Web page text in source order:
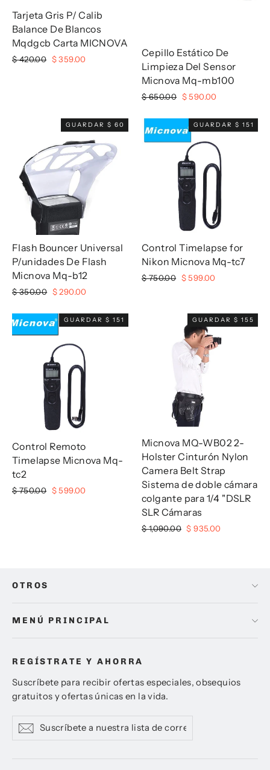
Tarjeta Gris P/ Calib
Balance De Blancos
Mqdgcb Carta MICNOVA
Precio
$ 420.00 Precio
$ 359.00
Cepillo Estático De
Limpieza Del Sensor
Micnova Mq-mb100
Precio
$ 650.00 Precio
oferta
$ 590.00
GUARDAR $ 60
Flash Bouncer Universal
P/unidades De Flash
Micnova Mq-b12
Precio
$ 350.00 Precio
oferta
$ 290.00
GUARDAR $ 151
Control Timelapse for
Nikon Micnova Mq-tc7
Precio
$ 750.00 Precio
$ 599.00
GUARDAR $ 151
Control Remoto
Timelapse Micnova Mq-
tc2
Precio
$ 750.00 Precio
$ 599.00
GUARDAR $ 155
Micnova MQ-WB02 2-
Holster Cinturón Nylon
Camera Belt Strap
Sistema de doble cámara
colgante para 1/4 "DSLR
SLR Cámaras
Precio
$ 1,090.00 Precio
$ 935.00
OTROS
MENÚ PRINCIPAL
REGÍSTRATE Y AHORRA
Suscríbete para recibir ofertas especiales, obsequios
gratuitos y ofertas únicas en la vida.
Suscribir